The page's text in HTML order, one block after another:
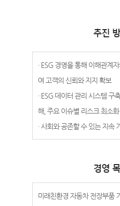
추진
· ESG 경영을 통해 이해관계
여 고객의 신뢰와 지지 확보
· ESG 데이터 관리 시스템 구
해, 주요 이슈별 리스크 최소화
· 사회와 공존할 수 있는 지속
경영
미래친환경 자동차 전장부품